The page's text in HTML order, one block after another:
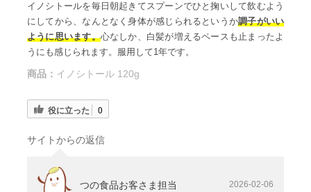
イノシトールを毎日朝起きてスプーンでひと掬いして飲むよう
にしてから、なんとなく身体が感じられるというか調子がいい
ように思います。心なしか、白髪が増えるペースも止まったよ
うにも感じられます。服用して1年です。
商品： イノシトール 120g
役に立った 0
サイトからの返信
つの食品お客さま担当 2026-02-06